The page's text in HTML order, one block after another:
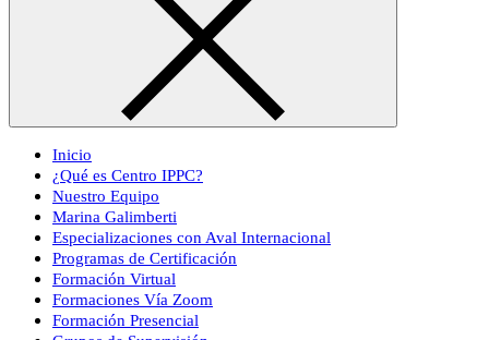
Inicio
¿Qué es Centro IPPC?
Nuestro Equipo
Marina Galimberti
Especializaciones con Aval Internacional
Programas de Certificación
Formación Virtual
Formaciones Vía Zoom
Formación Presencial